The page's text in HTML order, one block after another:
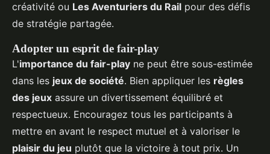
créativité ou Les Aventuriers du Rail pour des défis
de stratégie partagée.
Adopter un esprit de fair-play
L'importance du fair-play ne peut être sous-estimée
dans les jeux de société. Bien appliquer les règles
des jeux assure un divertissement équilibré et
respectueux. Encouragez tous les participants à
mettre en avant le respect mutuel et à valoriser le
plaisir du jeu plutôt que la victoire à tout prix. Un